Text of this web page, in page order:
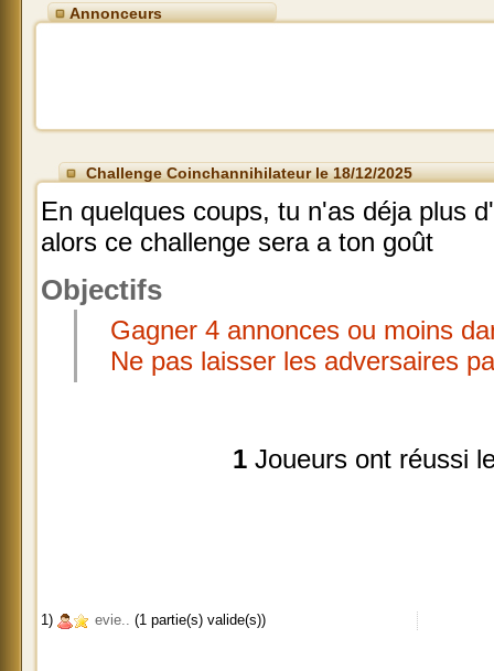
Annonceurs
Challenge Coinchannihilateur le 18/12/2025
En quelques coups, tu n'as déja plus
alors ce challenge sera a ton goût
Objectifs
Gagner 4 annonces ou moins
Ne pas laisser les adversaires
1 Joueurs ont réussi
1) evie.. (1 partie(s) valide(s))